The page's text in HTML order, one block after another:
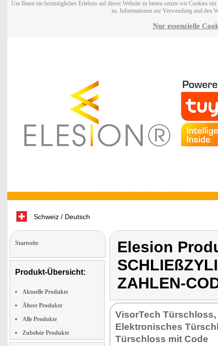
Um Ihnen ein bestmögliches Erlebnis auf dieser Website zu bieten setzen wir Cookies
zu. Informationen zur Verwendung und den
Nur essenzielle
Schweiz / Deutsch
Startseite
Produkt-Übersicht:
Aktuelle Produkte
Ältere Produkte
Alle Produkte
Zubehör Produkte
Elesion
ZAHLEN-
VisorTech Türschloss,
Elektronisches
Türschloss mit Code